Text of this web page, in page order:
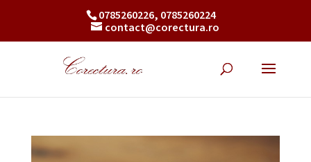
0785260226, 0785260224
contact@corectura.ro